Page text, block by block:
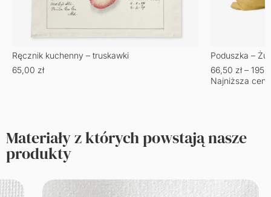
Ręcznik kuchenny – truskawki
65,00 zł
Poduszka –
66,50 zł –
Najniższa
Materiały z których powstają nasze
produkty